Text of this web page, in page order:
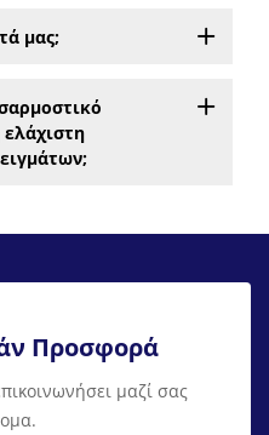
μας;
Προσφορά
μαζί σας